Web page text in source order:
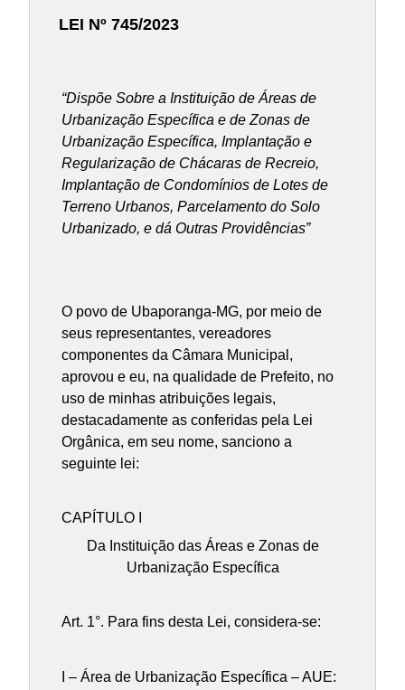
LEI Nº 745/2023
“Dispõe Sobre a Instituição deÁreas de
Urbanização Específica e de Zonas de
Urbanização Específica, Implantação e
Regularização de Chácaras de Recreio,
Implantação de Condomínios de Lotes de
Terreno Urbanos, Parcelamento do Solo
Urbanizado, e dá Outras Providências”
O povo de Ubaporanga-MG, por meio de
seus representantes, vereadores
componentes da Câmara Municipal,
aprovou e eu, na qualidade de Prefeito, no
uso de minhas atribuições legais,
destacadamente as conferidas pela Lei
Orgânica, em seu nome, sanciono a
seguinte lei:
CAPÍTULO I
Da Instituição das Áreas e Zonas de
Urbanização Específica
Art. 1°. Para fins desta Lei, considera-se:
I – Área de Urbanização Específica – AUE: